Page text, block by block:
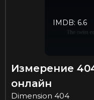
IMDB: 6.6
Измерение
онлайн
Dimension 404